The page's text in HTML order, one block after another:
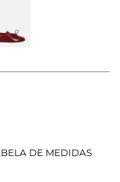
DE MEDIDAS